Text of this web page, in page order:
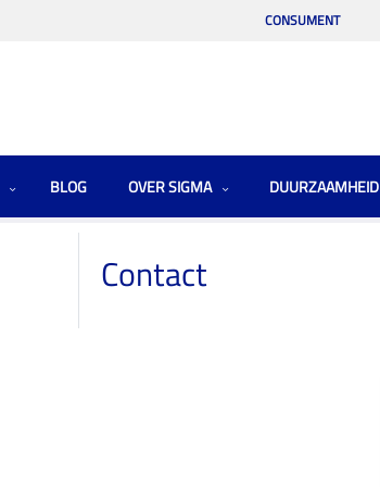
CONSUMENT
BLOG OVER SIGMA DUURZAAMHEID
Contact